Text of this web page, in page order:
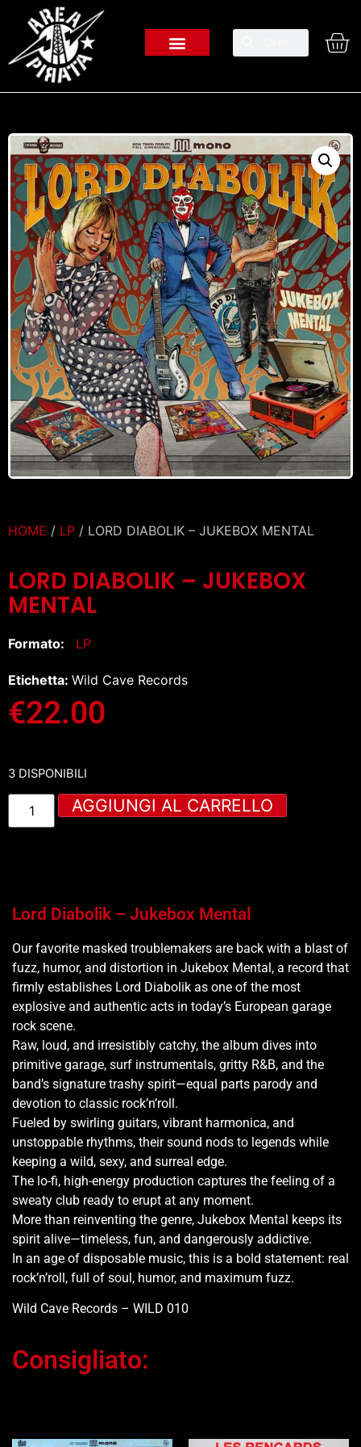
HOME / LP / LORD DIABOLIK – JUKEBOX MENTAL
LORD DIABOLIK – JUKEBOX
MENTAL
Formato: LP
Etichetta: Wild Cave Records
€22.00
3 DISPONIBILI
AGGIUNGI AL CARRELLO
Lord Diabolik – Jukebox Mental
Our favorite masked troublemakers are back with a blast of
fuzz, humor, and distortion in Jukebox Mental, a record that
firmly establishes Lord Diabolik as one of the most
explosive and authentic acts in today’s European garage
rock scene.
Raw, loud, and irresistibly catchy, the album dives into
primitive garage, surf instrumentals, gritty R&B, and the
band’s signature trashy spirit—equal parts parody and
devotion to classic rock’n’roll.
Fueled by swirling guitars, vibrant harmonica, and
unstoppable rhythms, their sound nods to legends while
keeping a wild, sexy, and surreal edge.
The lo-fi, high-energy production captures the feeling of a
sweaty club ready to erupt at any moment.
More than reinventing the genre, Jukebox Mental keeps its
spirit alive—timeless, fun, and dangerously addictive.
In an age of disposable music, this is a bold statement: real
rock’n’roll, full of soul, humor, and maximum fuzz.
Wild Cave Records – WILD 010
Consigliato: